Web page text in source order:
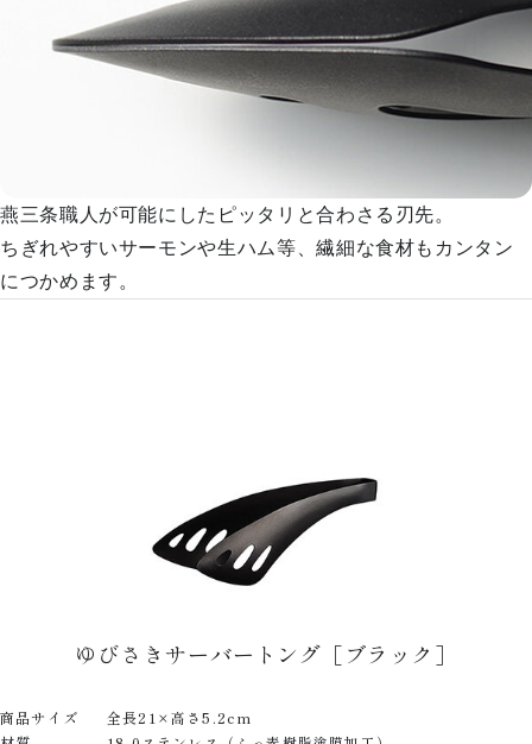
燕三条職人が可能にしたピッタリと合わさる刃先。
ちぎれやすいサーモンや生ハム等、繊細な食材もカンタン
につかめます。
ゆびさきサーバートング［ブラック］
商品サイズ
全長21×高さ5.2cm